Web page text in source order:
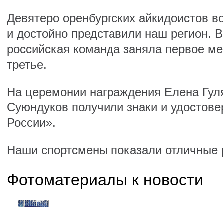
Девятеро оренбургских айкидоистов
и достойно представили наш регион.
российская команда заняла первое
третье.
На церемонии награждения Елена
Суюндуков получили знаки и
России».
Наши спортсмены показали отличные
Фотоматериалы к новости